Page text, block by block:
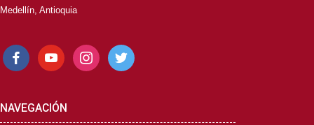
Medellín, Antioquia
facebookyoutube instagramtwitter
NAVEGACIÓN